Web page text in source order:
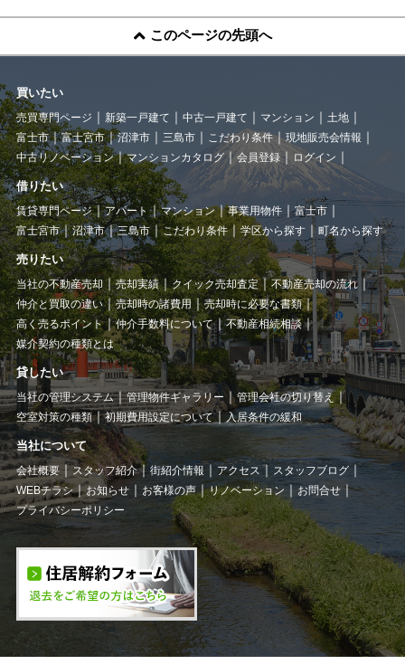
このページの先頭へ
買いたい
売買専門ページ 新築一戸建て 中古一戸建て マンション
土地
富士市
富士宮市 沼津市 三島市 こだわり条件
現地販売会情報
中古リノベーション
マンションカタログ 会員登録 ログイン
借りたい
賃貸専門ページ アパート マンション 事業用物件
富士市
富士宮市
沼津市 三島市 こだわり条件 学区から探す 町名から探す
売りたい
当社の不動産売却 売却実績 クイック売却査定
不動産売却の流れ
仲介と買取の違い
売却時の諸費用
売却時に必要な書類
高く売るポイント
仲介手数料について
不動産相続相談
媒介契約の種類とは
貸したい
当社の管理システム 管理物件ギャラリー
管理会社の切り替え
空室対策の種類
初期費用設定について 入居条件の緩和
当社について
会社概要 スタッフ紹介 街紹介情報 アクセス
スタッフブログ
WEBチラシ
お知らせ お客様の声 リノベーション
お問合せ
プライバシーポリシー